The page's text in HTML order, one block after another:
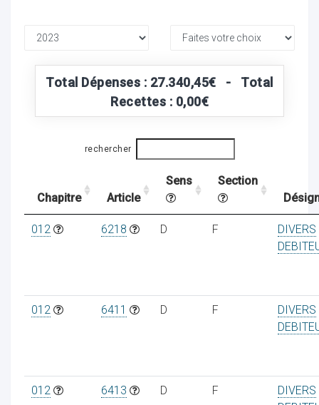
Total Dépenses : 27.340,45€ - Total
Recettes : 0,00€
rechercher
Chapitre Article
Sens
Section
012 6218 D F
DIVERS
012 6411 D F
DIVERS
012 6413 D F
DIVERS